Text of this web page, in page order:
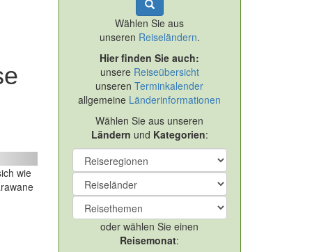
wie
Wählen Sie aus
unseren Reiseländern.
Hier finden Sie auch:
unsere Reiseübersicht
unserenTerminkalender
allgemeine Länderinformationen
Wählen Sie aus unseren
Ländern und Kategorien:
oder wählen Sie einen
Reisemonat: